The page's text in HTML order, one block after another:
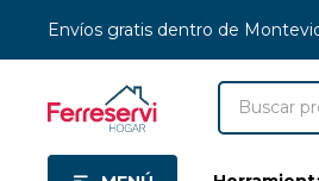
Envíos gratis dentro de